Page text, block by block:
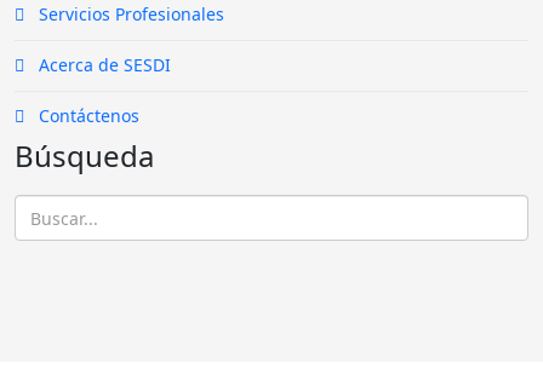
Servicios Profesionales
Acerca de SESDI
Contáctenos
Búsqueda